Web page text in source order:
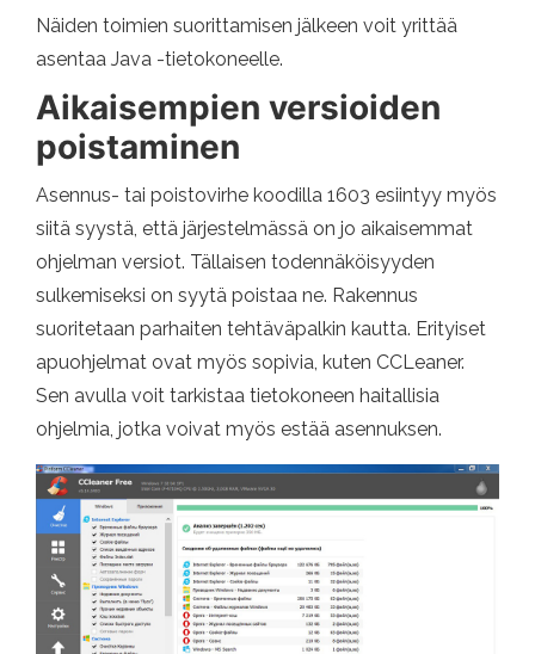
Näiden toimien suorittamisen jälkeen voit yrittää
asentaa Java -tietokoneelle.
Aikaisempien versioiden
poistaminen
Asennus- tai poistovirhe koodilla 1603 esiintyy myös
siitä syystä, että järjestelmässä on jo aikaisemmat
ohjelman versiot. Tällaisen todennäköisyyden
sulkemiseksi on syytä poistaa ne. Rakennus
suoritetaan parhaiten tehtäväpalkin kautta. Erityiset
apuohjelmat ovat myös sopivia, kuten CCLeaner.
Sen avulla voit tarkistaa tietokoneen haitallisia
ohjelmia, jotka voivat myös estää asennuksen.